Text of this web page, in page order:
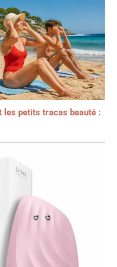
les petits tracas beauté :